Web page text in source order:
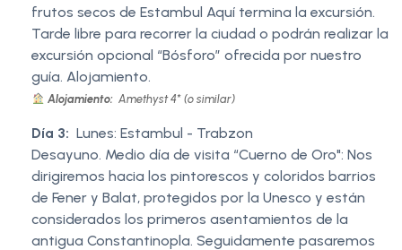
frutos secos de Estambul Aquí termina la excursión.
Tarde libre para recorrer la ciudad o podrán realizar la
excursión opcional “Bósforo” ofrecida por nuestro
guía. Alojamiento.
Alojamiento: Amethyst 4* (o similar)
Día 3: Lunes: Estambul - Trabzon
Desayuno. Medio día de visita “Cuerno de Oro": Nos
dirigiremos hacia los pintorescos y coloridos barrios
de Fener y Balat, protegidos por la Unesco y están
considerados los primeros asentamientos de la
antigua Constantinopla. Seguidamente pasaremos